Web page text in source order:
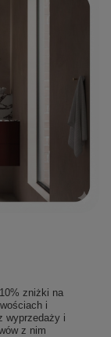
zniżki na
i
wyprzedaży i
z nim